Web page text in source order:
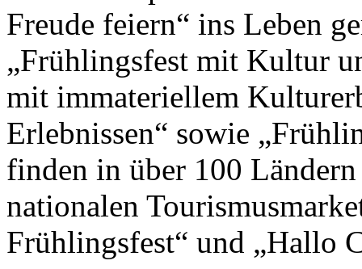
Freude feiern“ ins Leben
„Frühlingsfest mit Kultur
mit immateriellem
Erlebnissen“ sowie
finden in über 100
nationalen
Frühlingsfest“ und „Hallo